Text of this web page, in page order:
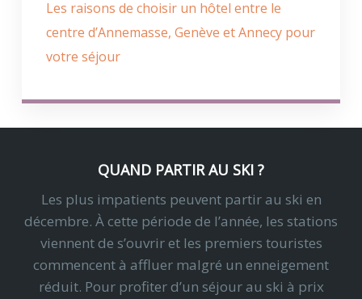
Les raisons de choisir un hôtel entre le
centre d’Annemasse, Genève et Annecy pour
votre séjour
QUAND PARTIR AU SKI ?
Les plus impatients peuvent partir au ski en
décembre. À cette période de l’année, les stations
viennent de s’ouvrir et les premiers touristes
commencent à affluer malgré un enneigement
réduit. Pour profiter d’un séjour au ski à prix